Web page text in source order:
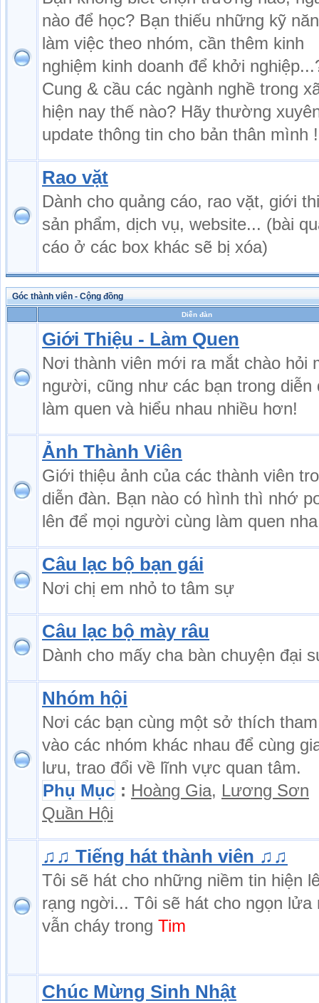
nào để học? Bạn thiếu những kỹ
làm việc theo nhóm, cần thêm kinh
nghiệm kinh doanh để khởi
Cung & cầu các ngành nghề trong
hiện nay thế nào? Hãy thường
update thông tin cho bản thân mình !
Rao vặt
Dành cho quảng cáo, rao vặt, giới
sản phẩm, dịch vụ, website... (bài
cáo ở các box khác sẽ bị xóa)
Góc thành viên - Cộng đồng
Diễn đàn
Giới Thiệu - Làm Quen
Nơi thành viên mới ra mắt chào hỏi
người, cũng như các bạn trong diễn
làm quen và hiểu nhau nhiều hơn!
Ảnh Thành Viên
Giới thiệu ảnh của các thành viên
diễn đàn. Bạn nào có hình thì nhớ
lên để mọi người cùng làm quen
Câu lạc bộ bạn gái
Nơi chị em nhỏ to tâm sự
Câu lạc bộ mày râu
Dành cho mấy cha bàn chuyện đại
Nhóm hội
Nơi các bạn cùng một sở thích
vào các nhóm khác nhau để cùng
lưu, trao đổi về lĩnh vực quan tâm.
Phụ Mục : Hoàng Gia, Lương Sơn
Quần Hội
♫♫ Tiếng hát thành viên ♫♫
Tôi sẽ hát cho những niềm tin hiện
rạng ngời... Tôi sẽ hát cho ngọn lửa
vẫn cháy trong Tim
Chúc Mừng Sinh Nhật